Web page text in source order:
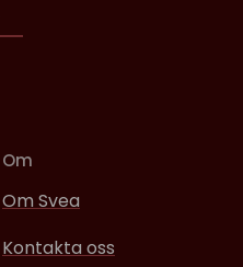
Om
Om Svea
Kontakta oss